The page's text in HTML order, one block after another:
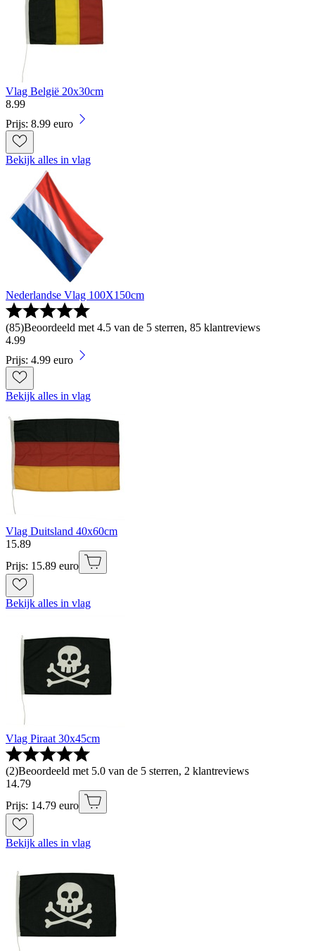
Vlag België 20x30cm
8.99
Prijs: 8.99 euro
Bekijk alles in vlag
Nederlandse Vlag 100X150cm
(85)Beoordeeld met 4.5 van de 5 sterren, 85 klantreviews
4.99
Prijs: 4.99 euro
Bekijk alles in vlag
Vlag Duitsland 40x60cm
15.89
Prijs: 15.89 euro
Bekijk alles in vlag
Vlag Piraat 30x45cm
(2)Beoordeeld met 5.0 van de 5 sterren, 2 klantreviews
14.79
Prijs: 14.79 euro
Bekijk alles in vlag